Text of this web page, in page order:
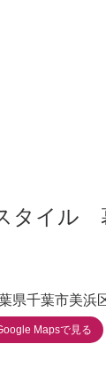
タイル
県千葉市美浜
Mapsで見る